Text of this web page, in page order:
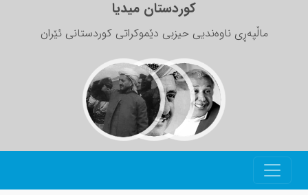
کوردستان میدیا
ماڵپەڕی ناوەندیی حیزبی دێموکراتی کوردستانی ئێران